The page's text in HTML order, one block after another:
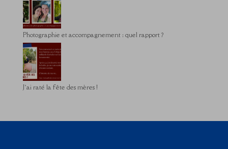
Photographie et accompagnement : quel rapport ?
J’ai raté la fête des mères !